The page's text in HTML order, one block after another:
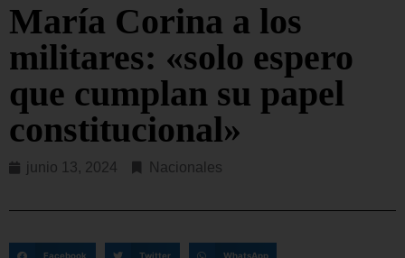
María Corina a los
militares: «solo espero
que cumplan su papel
constitucional»
junio 13, 2024 Nacionales
Facebook Twitter WhatsApp